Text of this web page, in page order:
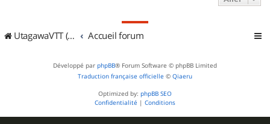
UtagawaVTT (Randos VTT et VTTAE avec traces GPS) Accueil forum
Développé par phpBB® Forum Software © phpBB Limited
Traduction française officielle © Qiaeru
Optimized by: phpBB SEO
Confidentialité | Conditions